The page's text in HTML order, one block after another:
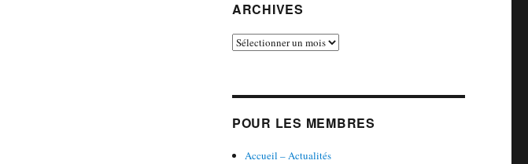
ARCHIVES
Archives
POUR LES MEMBRES
Accueil – Actualités